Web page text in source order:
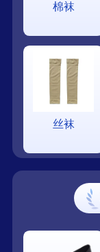
棉袜
丝袜